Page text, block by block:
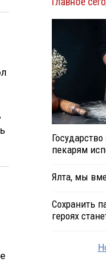
пекарям
Ялта, мы
Сохранить
героях